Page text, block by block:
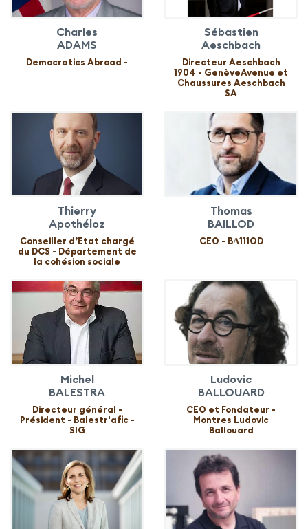
Charles
ADAMS
Democratics Abroad -
Sébastien
Aeschbach
Directeur Aeschbach
1904 - GenèveAvenue et
Chaussures Aeschbach
SA
Thierry
Apothéloz
Conseiller d’Etat chargé
du DCS - Département de
la cohésion sociale
Thomas
BAILLOD
CEO - BɅ111OD
Michel
BALESTRA
Directeur général -
Président - Balestr'afic -
SIG
Ludovic
BALLOUARD
CEO et Fondateur -
Montres Ludovic
Ballouard